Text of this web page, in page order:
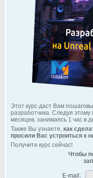
Этот курс даст Вам
разработчика. Следуя
месяцев, занимаясь 1 час в
Также Вы узнаете, как
просили Вас устроиться к
Получите курс сейчас!
Чтобы
E-mail: